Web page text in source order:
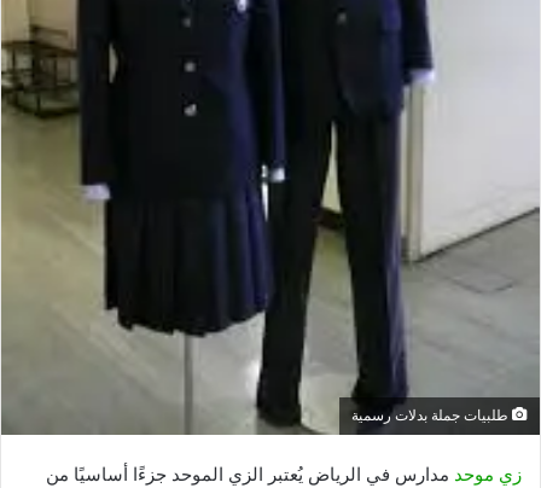
طلبيات جملة بدلات رسمية
زي موحد مدارس في الرياض يُعتبر الزي الموحد جزءًا أساسيًا من